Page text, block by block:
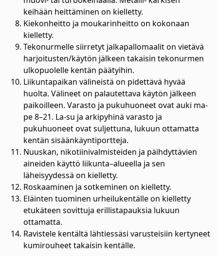
keihään heittäminen on kielletty.
Kiekonheitto ja moukarinheitto on kokonaan
kielletty.
Tekonurmelle siirretyt jalkapallomaalit on vietävä
harjoitusten/käytön jälkeen takaisin tekonurmen
ulkopuolelle kentän päätyihin.
Liikuntapaikan välineistä on pidettävä hyvää
huolta. Välineet on palautettava käytön jälkeen
paikoilleen. Varasto ja pukuhuoneet ovat auki ma-
pe 8–21. La-su ja arkipyhinä varasto ja
pukuhuoneet ovat suljettuna, lukuun ottamatta
kentän sisäänkäyntiportteja.
Nuuskan, nikotiinivalmisteiden ja päihdyttävien
aineiden käyttö liikunta–alueella ja sen
läheisyydessä on kielletty.
Roskaaminen ja sotkeminen on kielletty.
Eläinten tuominen urheilukentälle on kielletty
etukäteen sovittuja erillistapauksia lukuun
ottamatta.
Ravistele kentältä lähtiessäsi varusteisiin kertyneet
kumirouheet takaisin kentälle.